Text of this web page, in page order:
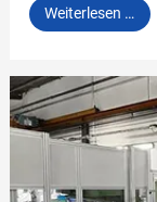
Weiterlesen …